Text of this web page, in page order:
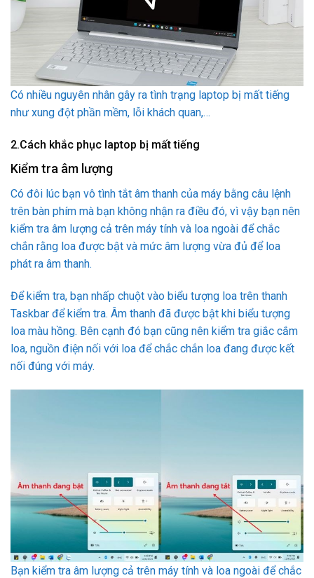
Có nhiều nguyên nhân gây ra tình trạng laptop bị mất tiếng
như xung đột phần mềm, lỗi khách quan,…
2.Cách khắc phục laptop bị mất tiếng
Kiểm tra âm lượng
Có đôi lúc bạn vô tình tắt âm thanh của máy bằng câu lệnh
trên bàn phím mà bạn không nhận ra điều đó, vì vậy bạn nên
kiểm tra âm lượng cả trên máy tính và loa ngoài để chắc
chắn rằng loa được bật và mức âm lượng vừa đủ để loa
phát ra âm thanh.
Để kiểm tra, bạn nhấp chuột vào biểu tượng loa trên thanh
Taskbar để kiểm tra. Âm thanh đã được bật khi biểu tượng
loa màu hồng. Bên cạnh đó bạn cũng nên kiểm tra giắc cắm
loa, nguồn điện nối với loa để chắc chắn loa đang được kết
nối đúng với máy.
Bạn kiểm tra âm lượng cả trên máy tính và loa ngoài để chắc